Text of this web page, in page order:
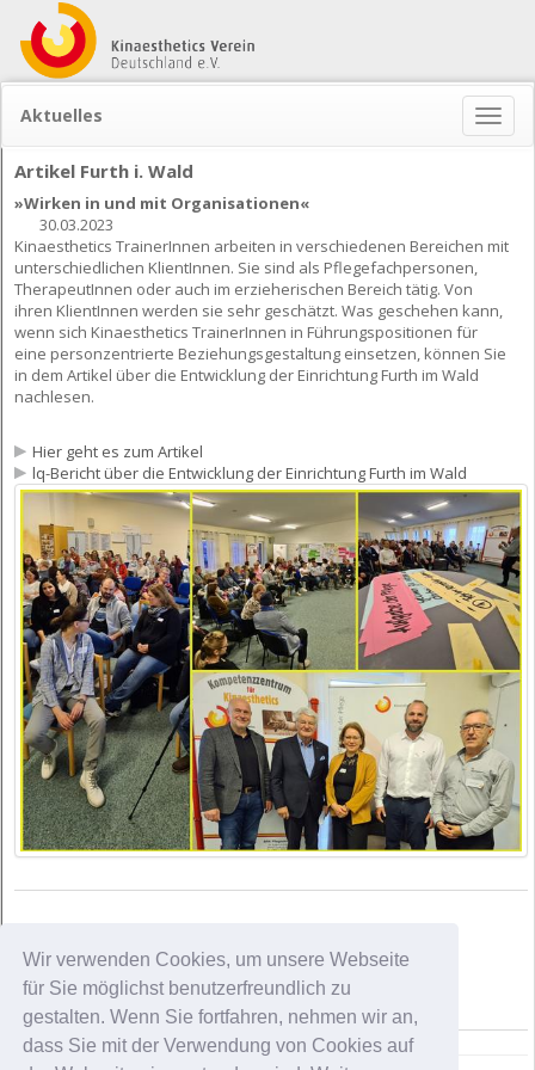
Wir verwenden Cookies, um unsere Webseite
für Sie möglichst benutzerfreundlich zu
gestalten. Wenn Sie fortfahren, nehmen wir an,
dass Sie mit der Verwendung von Cookies auf
Aktuelles
ein-/
Artikel Furth i. Wald
»Wirken in und mit Organisationen«
30.03.2023
Kinaesthetics TrainerInnen arbeiten in verschiedenen Bereichen mit
unterschiedlichen KlientInnen. Sie sind als Pflegefachpersonen,
TherapeutInnen oder auch im erzieherischen Bereich tätig. Von
ihren KlientInnen werden sie sehr geschätzt. Was geschehen kann,
wenn sich Kinaesthetics TrainerInnen in Führungspositionen für
eine personzentrierte Beziehungsgestaltung einsetzen, können Sie
in dem Artikel über die Entwicklung der Einrichtung Furth im Wald
nachlesen.
Hier geht es zum Artikel
lq-Bericht über die Entwicklung der Einrichtung Furth im Wald